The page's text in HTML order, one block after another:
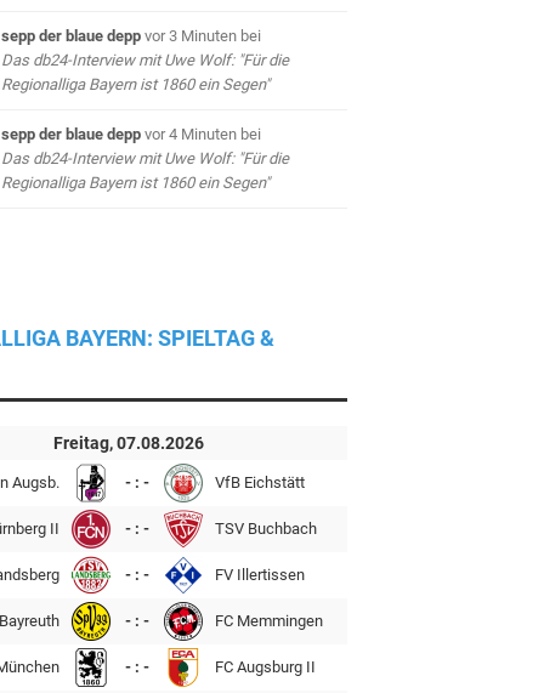
sepp der blaue depp vor 3 Minuten bei
Das db24-Interview mit Uwe Wolf: "Für die
Regionalliga Bayern ist 1860 ein Segen"
sepp der blaue depp vor 4 Minuten bei
Das db24-Interview mit Uwe Wolf: "Für die
Regionalliga Bayern ist 1860 ein Segen"
BAYERN: SPIELTAG &
Freitag, 07.08.2026
Augsb. - : - VfB Eichstätt
II - : - TSV Buchbach
- : - FV Illertissen
- : - FC Memmingen
- : - FC Augsburg II